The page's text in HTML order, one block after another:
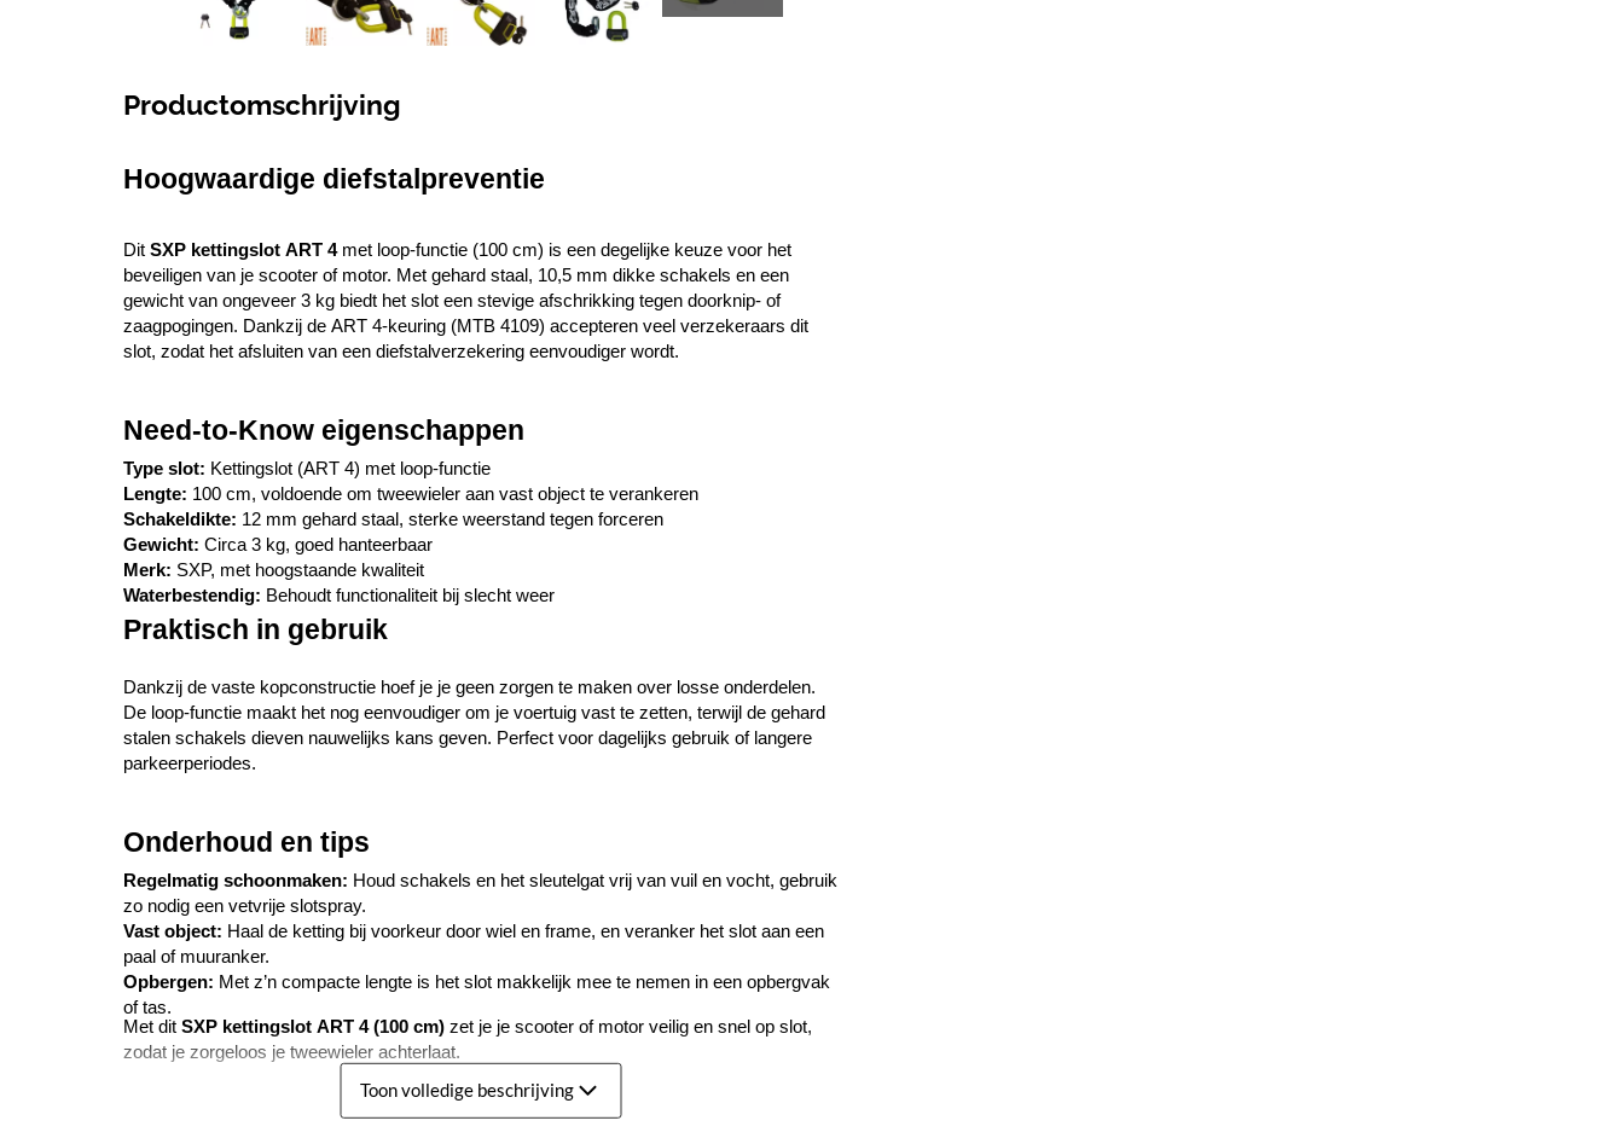
Productomschrijving
Hoogwaardige diefstalpreventie
Dit SXP kettingslot ART 4 met loop-functie (100 cm) is een degelijke keuze voor het
beveiligen van je scooter of motor. Met gehard staal, 10,5 mm dikke schakels en een
gewicht van ongeveer 3 kg biedt het slot een stevige afschrikking tegen doorknip- of
zaagpogingen. Dankzij de ART 4-keuring (MTB 4109) accepteren veel verzekeraars dit
slot, zodat het afsluiten van een diefstalverzekering eenvoudiger wordt.
Need-to-Know eigenschappen
Type slot: Kettingslot (ART 4) met loop-functie
Lengte: 100 cm, voldoende om tweewieler aan vast object te verankeren
Schakeldikte: 12 mm gehard staal, sterke weerstand tegen forceren
Gewicht: Circa 3 kg, goed hanteerbaar
Merk: SXP, met hoogstaande kwaliteit
Waterbestendig: Behoudt functionaliteit bij slecht weer
Praktisch in gebruik
Dankzij de vaste kopconstructie hoef je je geen zorgen te maken over losse onderdelen.
De loop-functie maakt het nog eenvoudiger om je voertuig vast te zetten, terwijl de gehard
stalen schakels dieven nauwelijks kans geven. Perfect voor dagelijks gebruik of langere
parkeerperiodes.
Onderhoud en tips
Regelmatig schoonmaken: Houd schakels en het sleutelgat vrij van vuil en vocht, gebruik
zo nodig een vetvrije slotspray.
Vast object: Haal de ketting bij voorkeur door wiel en frame, en veranker het slot aan een
paal of muuranker.
Opbergen: Met z’n compacte lengte is het slot makkelijk mee te nemen in een opbergvak
of tas.
Met dit SXP kettingslot ART 4 (100 cm) zet je je scooter of motor veilig en snel op slot,
zodat je zorgeloos je tweewieler achterlaat.
Toon volledige beschrijving